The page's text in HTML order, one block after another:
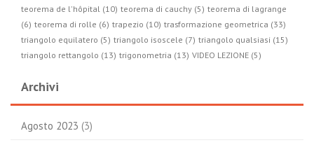
teorema de l'hôpital (10) teorema di cauchy (5) teorema di lagrange
(6) teorema di rolle (6) trapezio (10) trasformazione geometrica (33)
triangolo equilatero (5) triangolo isoscele (7) triangolo qualsiasi (15)
triangolo rettangolo (13) trigonometria (13) VIDEO LEZIONE (5)
Archivi
Agosto 2023 (3)